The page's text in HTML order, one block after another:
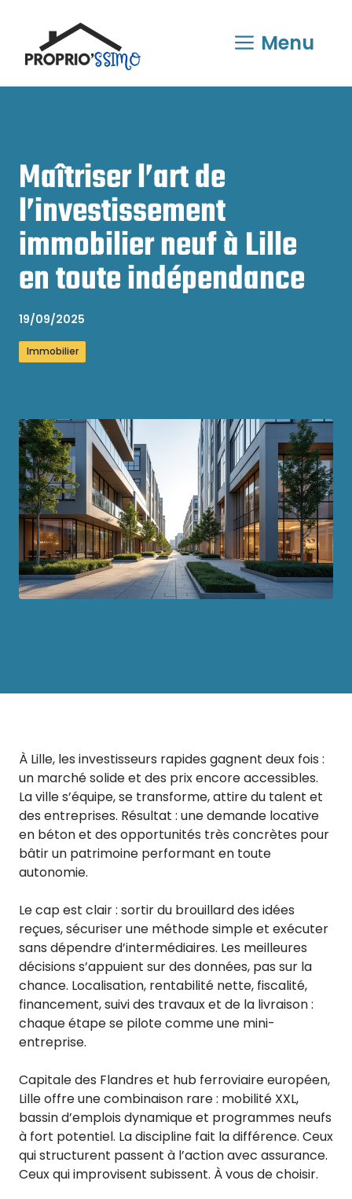
contenu
Menu
Maîtriser l’art de
l’investissement
immobilier neuf à Lille
en toute indépendance
19/09/2025
Immobilier
À Lille, les investisseurs rapides gagnent deux fois :
un marché solide et des prix encore accessibles.
La ville s’équipe, se transforme, attire du talent et
des entreprises. Résultat : une demande locative
en béton et des opportunités très concrètes pour
bâtir un patrimoine performant en toute
autonomie.
Le cap est clair : sortir du brouillard des idées
reçues, sécuriser une méthode simple et exécuter
sans dépendre d’intermédiaires. Les meilleures
décisions s’appuient sur des données, pas sur la
chance. Localisation, rentabilité nette, fiscalité,
financement, suivi des travaux et de la livraison :
chaque étape se pilote comme une mini-
entreprise.
Capitale des Flandres et hub ferroviaire européen,
Lille offre une combinaison rare : mobilité XXL,
bassin d’emplois dynamique et programmes neufs
à fort potentiel. La discipline fait la différence. Ceux
qui structurent passent à l’action avec assurance.
Ceux qui improvisent subissent. À vous de choisir.